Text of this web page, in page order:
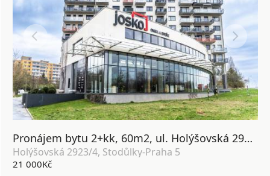
Pronájem bytu 2+kk, 60m2, ul. Holýšovská 2923/4, Praha 5 Stodůlky
Holýšovská 2923/4, Stodůlky-Praha 5
21 000Kč